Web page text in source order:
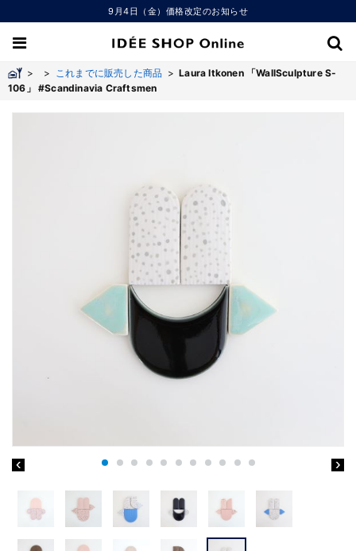
9月4日（金）価格改定のお知らせ
> > これまでに販売した商品 >Laura Itkonen 「WallSculpture S-
106」 #Scandinavia Craftsmen